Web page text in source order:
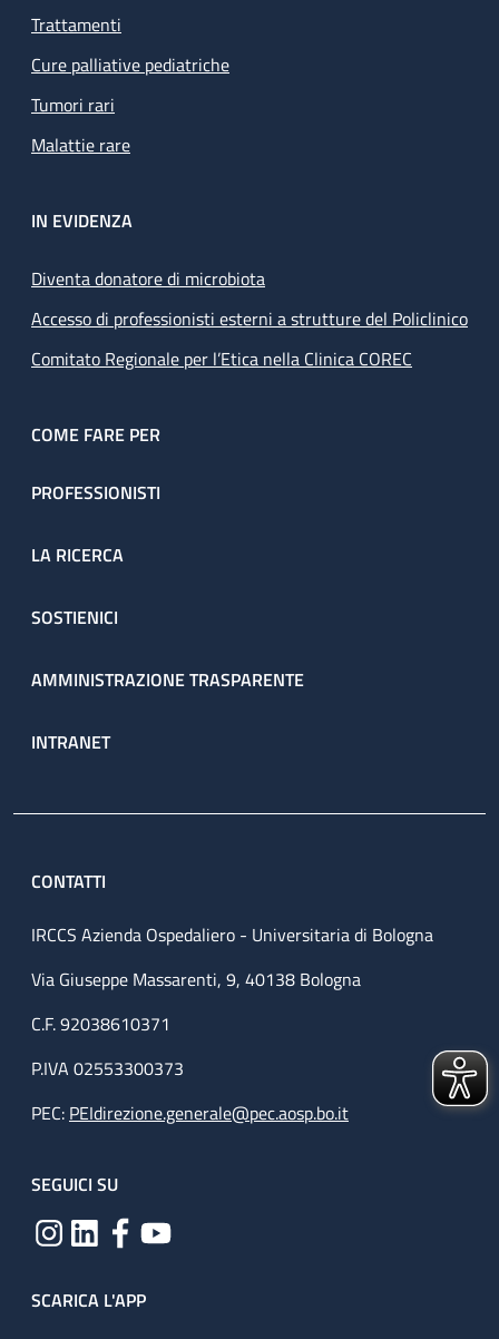
Trattamenti
Cure palliative pediatriche
Tumori rari
Malattie rare
IN EVIDENZA
Diventa donatore di microbiota
Accesso di professionisti esterni a strutture del Policlinico
Comitato Regionale per l’Etica nella Clinica COREC
COME FARE PER
PROFESSIONISTI
LA RICERCA
SOSTIENICI
AMMINISTRAZIONE TRASPARENTE
INTRANET
CONTATTI
IRCCS Azienda Ospedaliero - Universitaria di Bologna
Via Giuseppe Massarenti, 9, 40138 Bologna
C.F. 92038610371
P.IVA 02553300373
PEC: PEIdirezione.generale@pec.aosp.bo.it
SEGUICI SU
SCARICA L'APP